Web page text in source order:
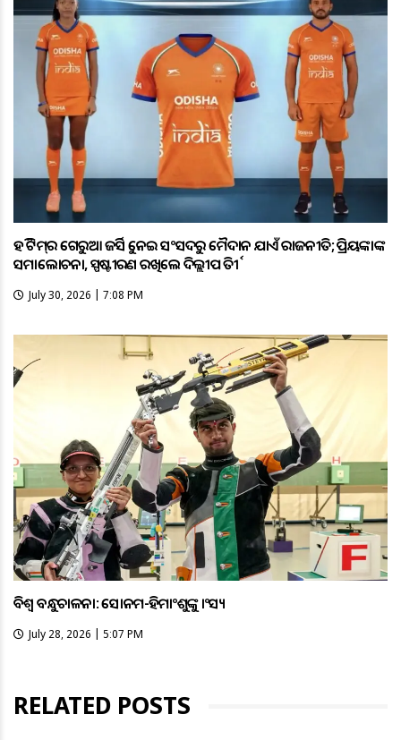
ହକି ଟିମ୍‌ର ଗେରୁଆ ଜର୍ସିକୁ ନେଇ ସଂସଦରୁ ମୈଦାନ ଯାଏଁ ରାଜନୀତି; ପ୍ରିୟଙ୍କାଙ୍କ
ସମାଲୋଚନା, ସ୍ପଷ୍ଟୀକରଣ ରଖିଲେ ଦିଲ୍ଲୀପ ତିର୍କୀ
July 30, 2026 | 7:08 PM
ବିଶ୍ବ ବନ୍ଧୁକଚାଳନା: ସୋନମ-ହିମାଂଶୁଙ୍କୁ କାଂସ୍ୟ
July 28, 2026 | 5:07 PM
RELATED POSTS